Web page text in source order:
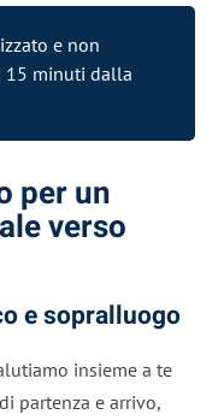
e non
15 minuti dalla
per un
verso
e sopralluogo
insieme a te
partenza e arrivo,